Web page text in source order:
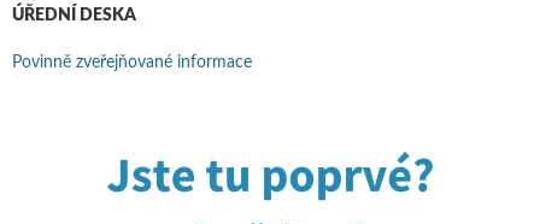
ÚŘEDNÍ DESKA
Povinně zveřejňované informace